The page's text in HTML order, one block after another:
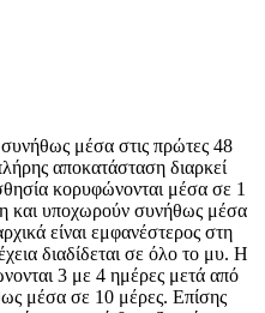
μέσα στις πρώτες 48
αποκατάσταση διαρκεί
κορυφώνονται μέσα σε 1
και υποχωρούν συνήθως μέσα
είναι εμφανέστερος στη
διαδίδεται σε όλο το μυ. Η
3 με 4 ημέρες μετά από
μέσα σε 10 μέρες. Επίσης